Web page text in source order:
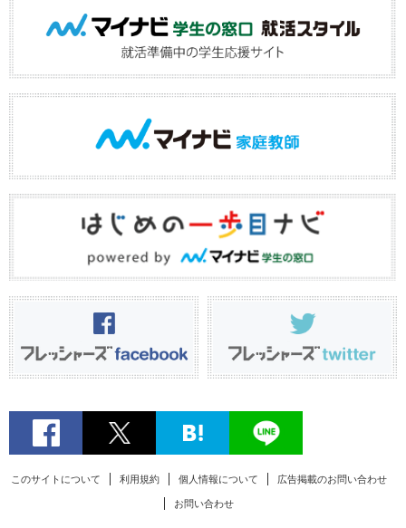
このサイトについて 利用規約 個人情報について 広告掲載のお問い合わせ
お問い合わせ